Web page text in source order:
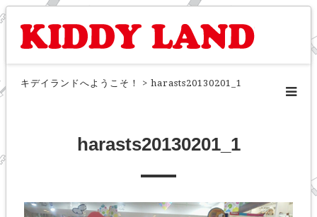
キデイランドへようこそ！ > harasts20130201_1
harasts20130201_1